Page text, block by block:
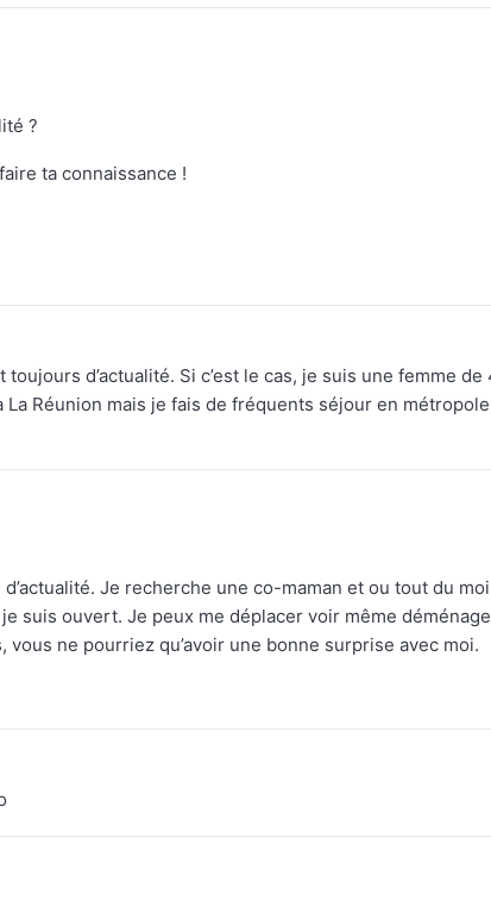
?
ta connaissance !
d’actualité. Si c’est le cas, je suis une femme de
La Réunion mais je fais de fréquents séjour en
Je recherche une co-maman et ou tout du
suis ouvert. Je peux me déplacer voir même
vous ne pourriez qu’avoir une bonne surprise avec moi.